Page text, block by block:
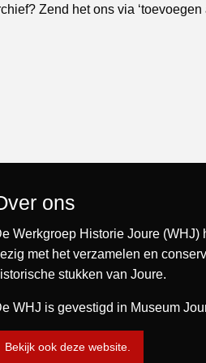
Zend het ons via ‘toevoegen
ons
Werkgroep Historie Joure (WHJ)
met het verzamelen en
stukken van Joure.
WHJ is gevestigd in Museum
Bekijk ook deze website.